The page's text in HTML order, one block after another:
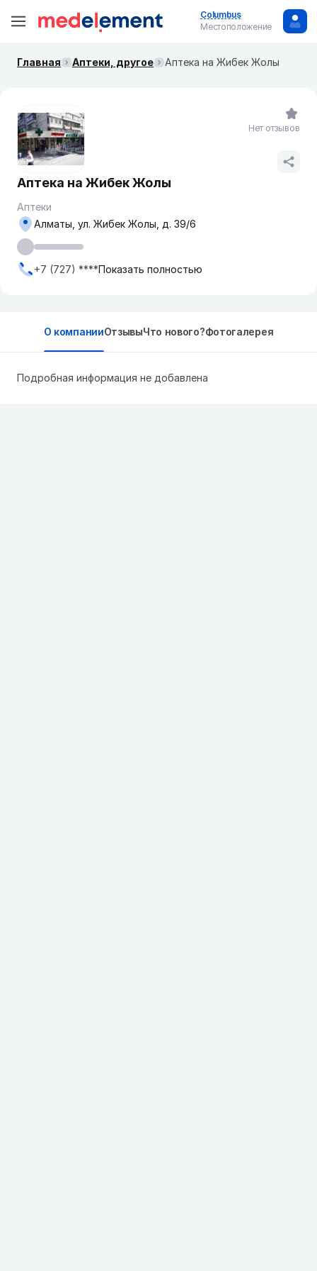
Columbus
Местоположение
Главная Аптеки, другое Аптека на Жибек Жолы
Аптека на Жибек Жолы
Аптеки
Алматы, ул. Жибек Жолы, д. 39/6
+7 (727) ****Показать полностью
Нет отзывов
О компанииОтзывыЧто нового?Фотогалерея
Подробная информация не добавлена